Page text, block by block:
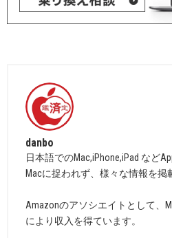
danbo
日本語でのMac,iPhone,iPad など
Macに捉われず、様々な情報を掲
Amazonのアソシエイトとして、
により収入を得ています。